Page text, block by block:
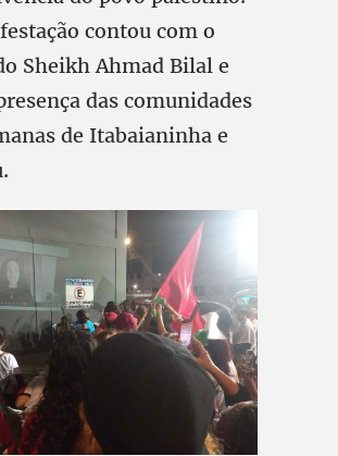
contou com o
Sheikh Ahmad Bilal e
das comunidades
de Itabaianinha e